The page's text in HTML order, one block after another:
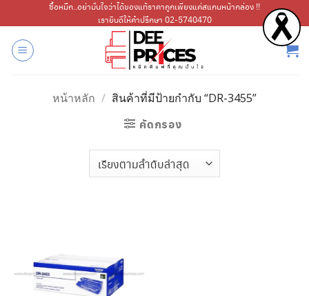
ไป
เนื้อหา
ซื้อหมึก..อย่ามั่นใจว่าได้ของแท้ราคาถูกเพียงแค่สแกนหน้ากล่อง !!
เรายินดีให้คำปรึกษา 02-5740470
หน้าหลัก / สินค้าที่มีป้ายกำกับ “DR-3455”
คัดกรอง